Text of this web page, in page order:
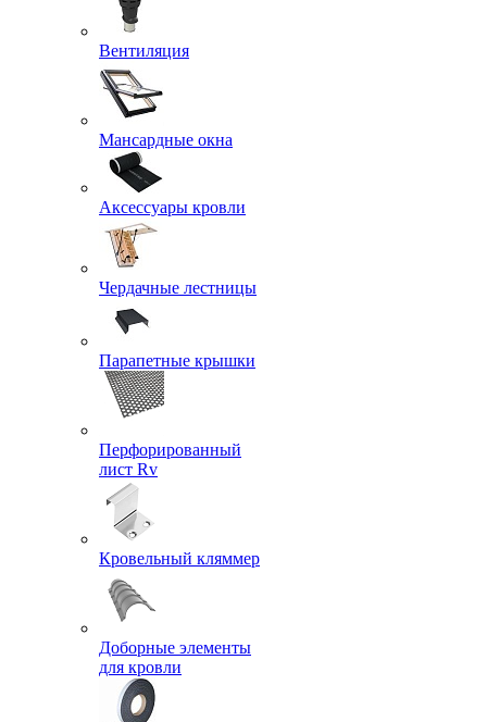
Вентиляция
Мансардные окна
Аксессуары кровли
Чердачные лестницы
Парапетные крышки
Перфорированный
лист Rv
Кровельный кляммер
Доборные элементы
для кровли